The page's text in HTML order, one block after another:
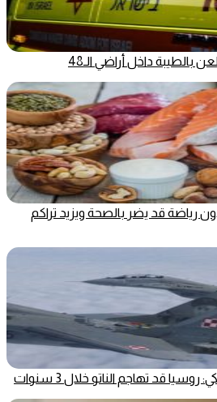
رياضة قد يضر بالصحة ويزيد تراكم
قد تهاجم الناتو خلال 3 سنوات